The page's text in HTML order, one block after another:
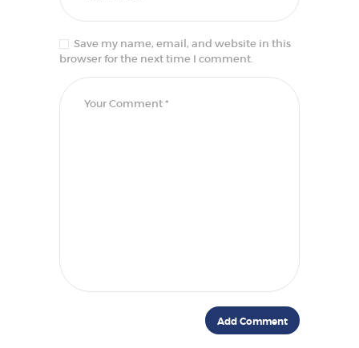
Save my name, email, and website in this
browser for the next time I comment.